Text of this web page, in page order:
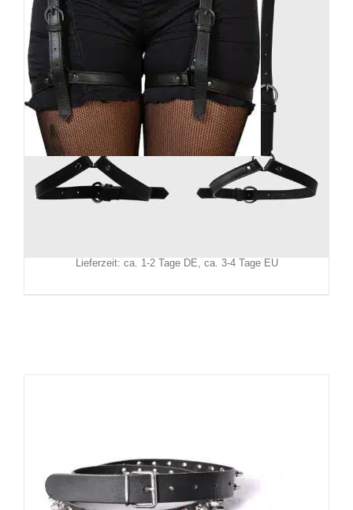
Killstar Bein-Harness Ceinture
49,90
Lieferzeit: ca. 1-2 Tage DE, ca. 3-4 Tage EU